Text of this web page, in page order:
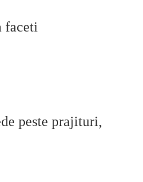
faceti
peste prajituri,